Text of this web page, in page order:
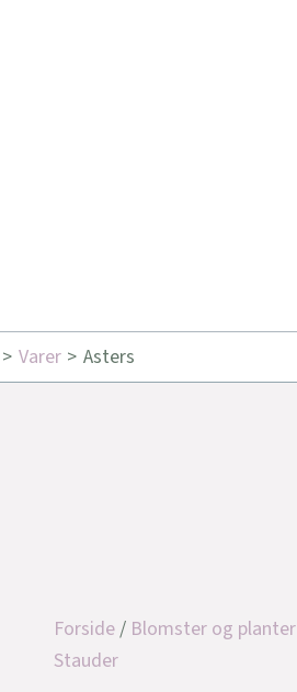
Varer Asters
Forside/ Blomster og planter
Stauder